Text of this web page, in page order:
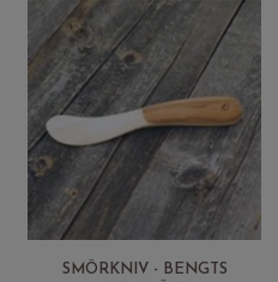
SMÖRKNIV - BENGTS